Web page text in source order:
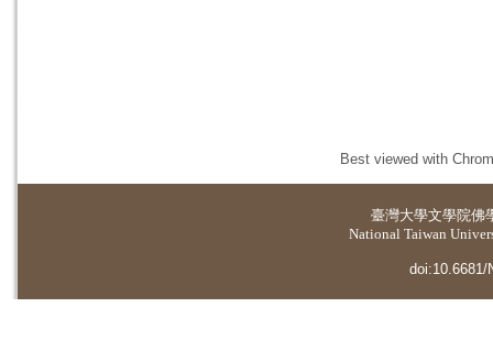
Best viewed with
臺灣大學文學院佛
National Taiwan
doi:10.6681/